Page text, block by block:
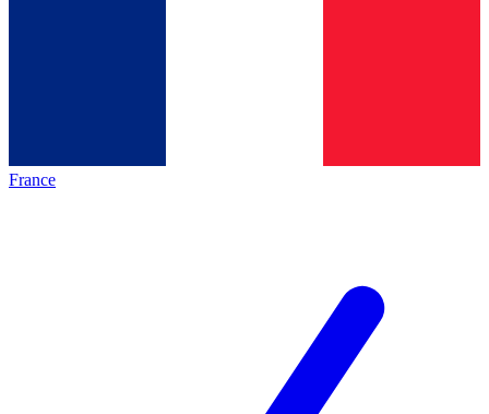
France